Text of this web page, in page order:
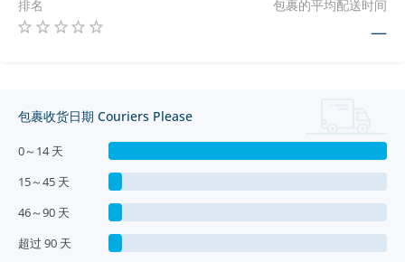
排名 包裹的平均配送时间
—
包裹收货日期 Couriers Please
0～14 天
15～45 天
46～90 天
超过 90 天